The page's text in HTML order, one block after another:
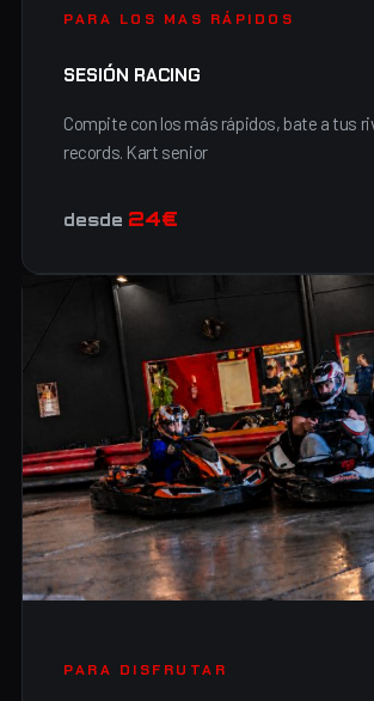
PARA LOS MAS RÁPIDOS
SESIÓN RACING
Compite con los más rápidos, bate a tus
records. Kart senior
desde 24€
PARA DISFRUTAR